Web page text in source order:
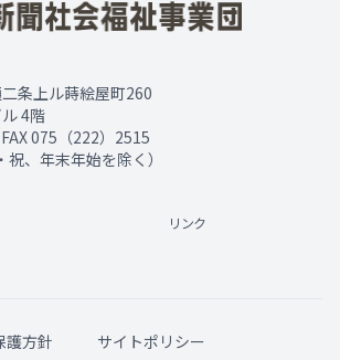
条上ル蒔絵屋町260
4階
FAX 075（222）2515
、年末年始を除く）
リンク
護方針 サイトポリシー